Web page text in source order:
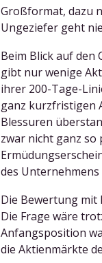
Großformat, dazu
Ungeziefer geht
Beim Blick auf den
gibt nur wenige
ihrer 200-Tage-
ganz kurzfristigen
Blessuren
zwar nicht ganz so
des
Die Bewertung mit
Die Frage wäre
Anfangsposition
die Aktienmärkte